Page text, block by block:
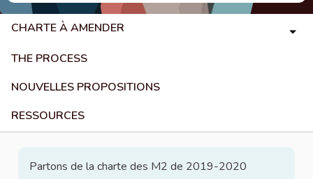
CHARTE À AMENDER
THE PROCESS
NOUVELLES PROPOSITIONS
RESSOURCES
Partons de la charte des M2 de 2019-2020